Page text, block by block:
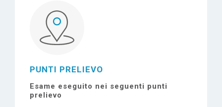
PUNTI PRELIEVO
Esame eseguito nei seguenti punti
prelievo